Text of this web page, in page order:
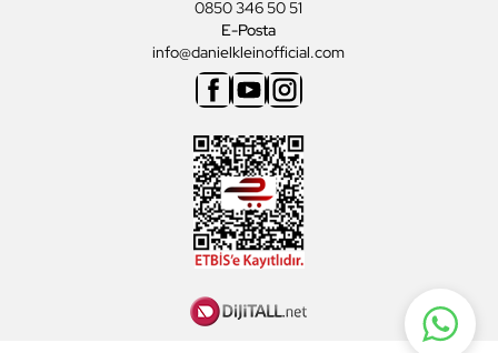
0850 346 50 51
E-Posta
info@danielkleinofficial.com
Facebook
YoutubeInstagram